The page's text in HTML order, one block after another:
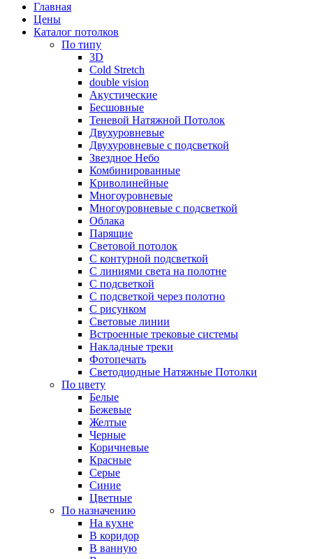
Главная
Цены
Каталог потолков
По типу
3D
Cold Stretch
double vision
Акустические
Бесшовные
Теневой Натяжной Потолок
Двухуровневые
Двухуровневые с подсветкой
Звездное Небо
Комбинированные
Криволинейные
Многоуровневые
Многоуровневые с подсветкой
Облака
Парящие
Световой потолок
С контурной подсветкой
С линиями света на полотне
С подсветкой
С подсветкой через полотно
С рисунком
Световые линии
Встроенные трековые системы
Накладные треки
Фотопечать
Светодиодные Натяжные Потолки
По цвету
Белые
Бежевые
Желтые
Черные
Коричневые
Красные
Серые
Синие
Цветные
По назначению
На кухне
В коридор
В ванную